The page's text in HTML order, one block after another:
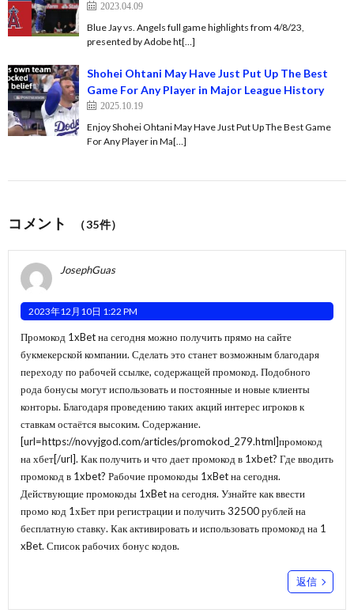
2023.04.09
Blue Jay vs. Angels full game highlights from 4/8/23,
presented by Adobe ht[…]
Shohei Ohtani May Have Just Put Up The Best
Game For Any Player in Major League History
2025.10.19
Enjoy Shohei Ohtani May Have Just Put Up The Best Game
For Any Player in Ma[…]
コメント （35件）
JosephGuas
2023年12月10日 1:22 PM
Промокод 1xBet на сегодня можно получить прямо на сайте
букмекерской компании. Сделать это станет возможным благодаря
переходу по рабочей ссылке, содержащей промокод. Подобного
рода бонусы могут использовать и постоянные и новые клиенты
конторы. Благодаря проведению таких акций интерес игроков к
ставкам остаётся высоким. Содержание.
[url=https://novyjgod.com/articles/promokod_279.html]промокод
на хбет[/url]. Как получить и что дает промокод в 1xbet? Где вводить
промокод в 1xbet? Рабочие промокоды 1xBet на сегодня.
Действующие промокоды 1xBet на сегодня. Узнайте как ввести
промо код 1хБет при регистрации и получить 32500 рублей на
бесплатную ставку. Как активировать и использовать промокод на 1
xBet. Список рабочих бонус кодов.
返信